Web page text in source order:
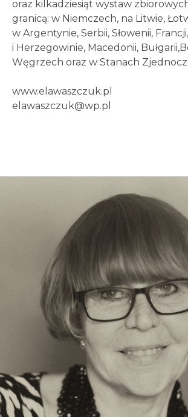
oraz kilkadziesiąt wystaw
granicą: w Niemczech, na Litwie,
w Argentynie, Serbii, Słowenii,
i Herzegowinie, Macedonii,
Węgrzech oraz w Stanach
www.elawaszczuk.pl
elawaszczuk@wp.pl